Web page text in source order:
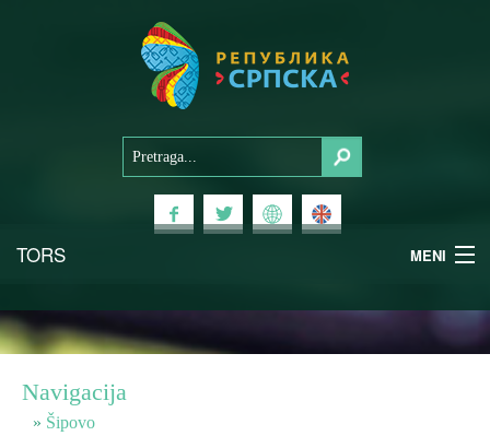
TORS MENI
Planinski turizam
Navigacija
Šipovo